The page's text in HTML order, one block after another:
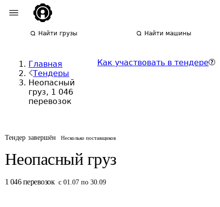
Найти грузы Найти машины
Главная
Тендеры
Неопасный
груз, 1 046
перевозок
Как участвовать в тендере
Тендер завершён Несколько поставщиков
Неопасный груз
1 046 перевозок с 01.07 по 30.09